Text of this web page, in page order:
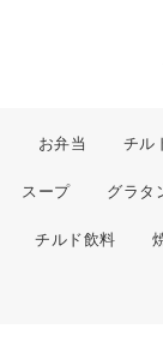
お弁当 チル
スープ グラタ
チルド飲料